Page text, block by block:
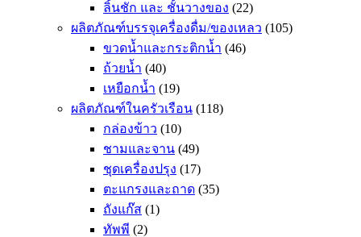
ลิ้นชัก และ ชั้นวางของ (22)
ผลิตภัณฑ์บรรจุเครื่องดื่ม/ของเหลว (105)
ขวดน้ำและกระติกน้ำ (46)
ถ้วยน้ำ (40)
เหยือกน้ำ (19)
ผลิตภัณฑ์ในครัวเรือน (118)
กล่องข้าว (10)
ชามและจาน (49)
ชุดเครื่องปรุง (17)
ตะแกรงและถาด (35)
ถังแก๊ส (1)
ทัพพี (2)